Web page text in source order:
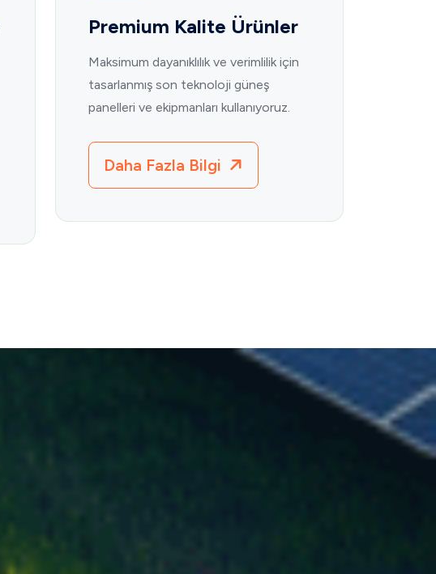
Premium Kalite Ürünler
Maksimum dayanıklılık ve verimlilik için
tasarlanmış son teknoloji güneş
panelleri ve ekipmanları kullanıyoruz.
Daha Fazla Bilgi